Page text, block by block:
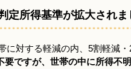
定所得基準が拡大されま
に対する軽減の内、5割軽減
要ですが、世帯の中に所得不